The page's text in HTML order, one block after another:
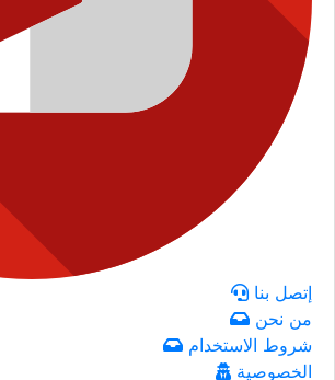
إتصل بنا
من نحن
شروط الاستخدام
الخصوصية